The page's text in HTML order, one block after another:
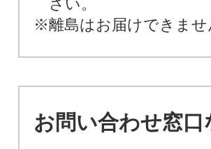
さい。
※離島はお届けできませ
お問い合わせ窓口